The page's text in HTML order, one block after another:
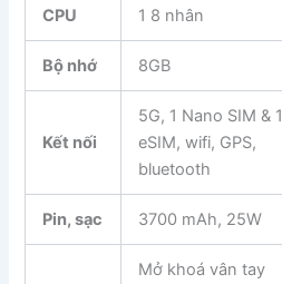
CPU
1 8 nhân
Bộ nhớ 8GB
Kết nối
5G, 1 Nano SIM & 1
eSIM, wifi, GPS,
bluetooth
Pin, sạc 3700 mAh, 25W
Mở khoá vân tay